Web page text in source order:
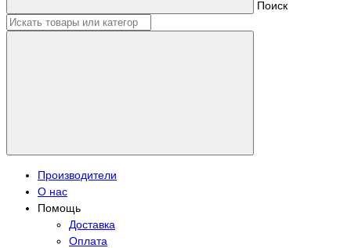
Поиск
Производители
О нас
Помощь
Доставка
Оплата